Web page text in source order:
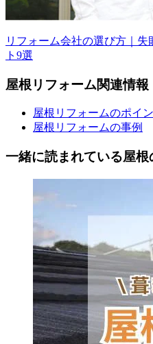
リフォーム会社の選び方｜
ト9選
屋根 リフォーム関連情報
屋根リフォームのポイ
屋根リフォームの事例
一緒に読まれている屋根